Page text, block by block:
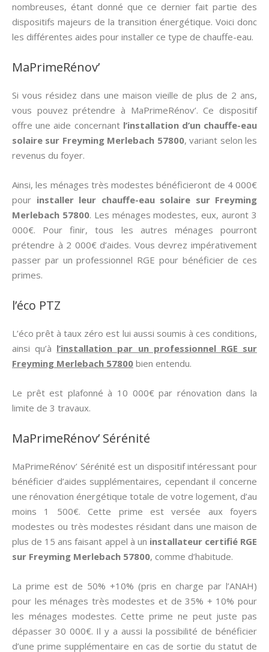
nombreuses, étant donné que ce dernier fait partie des
dispositifs majeurs de la transition énergétique. Voici donc
les différentes aides pour installer ce type de chauffe-eau.
MaPrimeRénov’
Si vous résidez dans une maison vieille de plus de 2 ans,
vous pouvez prétendre à MaPrimeRénov’. Ce dispositif
offre une aide concernant l’installation d’un chauffe-eau
solaire sur Freyming Merlebach 57800, variant selon les
revenus du foyer.
Ainsi, les ménages très modestes bénéficieront de 4 000€
pour installer leur chauffe-eau solaire sur Freyming
Merlebach 57800. Les ménages modestes, eux, auront 3
000€. Pour finir, tous les autres ménages pourront
prétendre à 2 000€ d’aides. Vous devrez impérativement
passer par un professionnel RGE pour bénéficier de ces
primes.
l’éco PTZ
L’éco prêt à taux zéro est lui aussi soumis à ces conditions,
ainsi qu’à l’installation par un professionnel RGE sur
Freyming Merlebach 57800 bien entendu.
Le prêt est plafonné à 10 000€ par rénovation dans la
limite de 3 travaux.
MaPrimeRénov’ Sérénité
MaPrimeRénov’ Sérénité est un dispositif intéressant pour
bénéficier d’aides supplémentaires, cependant il concerne
une rénovation énergétique totale de votre logement, d’au
moins 1 500€. Cette prime est versée aux foyers
modestes ou très modestes résidant dans une maison de
plus de 15 ans faisant appel à un installateur certifié RGE
sur Freyming Merlebach 57800, comme d’habitude.
La prime est de 50% +10% (pris en charge par l’ANAH)
pour les ménages très modestes et de 35% + 10% pour
les ménages modestes. Cette prime ne peut juste pas
dépasser 30 000€. Il y a aussi la possibilité de bénéficier
d’une prime supplémentaire en cas de sortie du statut de